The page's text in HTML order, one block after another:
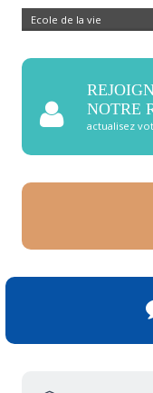
Ecole de la vie
NOTRE
actualisez